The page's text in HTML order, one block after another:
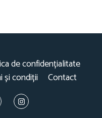
de confidențialitate
și condiții Contact